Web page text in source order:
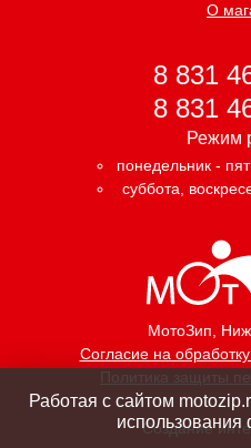
МотоЗип,
Согласие на
Политика защиты
О
8 831
8 831
Режим
понедельник -
суббота,
Создание
Работая с сайтом